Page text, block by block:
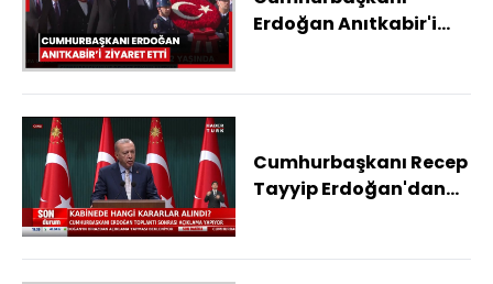
Erdoğan Anıtkabir'i
Cumhurbaşkanı Recep
Tayyip Erdoğan'dan